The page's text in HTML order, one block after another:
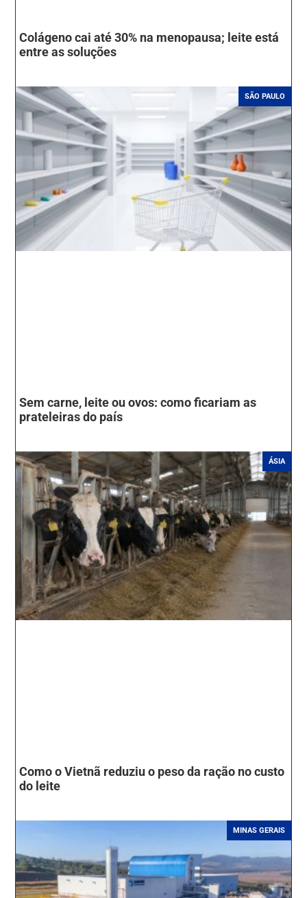
Colágeno cai até 30% na menopausa; leite está
entre as soluções
SÃO PAULO
Sem carne, leite ou ovos: como ficariam as
prateleiras do país
ÁSIA
Como o Vietnã reduziu o peso da ração no custo
do leite
MINAS GERAIS